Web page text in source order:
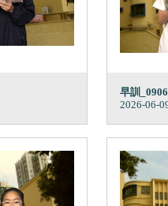
早訓
2026-06-